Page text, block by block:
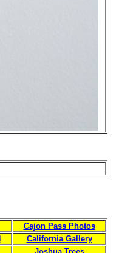
Cajon Pass Photos
California Gallery